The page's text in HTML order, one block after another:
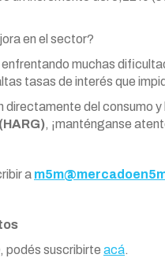
en el sector?
muchas
tasas de interés que
directamente del consumo
, ¡manténganse
a
podés suscribirte acá.